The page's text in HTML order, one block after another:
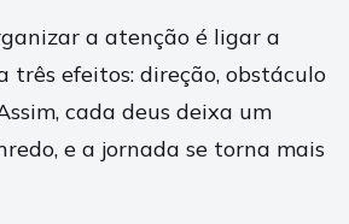
a atenção é ligar a
três efeitos: direção, obstáculo
cada deus deixa um
e a jornada se torna mais